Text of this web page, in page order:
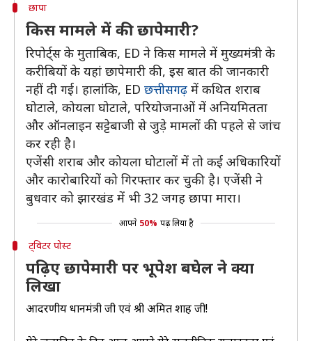
छापा
किस मामले में की छापेमारी?
रिपोर्ट्स के मुताबिक, ED ने किस मामले में मुख्यमंत्री के
करीबियों के यहां छापेमारी की, इस बात की जानकारी
नहीं दी गई। हालांकि, ED छत्तीसगढ़ में कथित शराब
घोटाले, कोयला घोटाले, परियोजनाओं में अनियमितता
और ऑनलाइन सट्टेबाजी से जुड़े मामलों की पहले से जांच
कर रही है।
एजेंसी शराब और कोयला घोटालों में तो कई अधिकारियों
और कारोबारियों को गिरफ्तार कर चुकी है। एजेंसी ने
बुधवार को झारखंड में भी 32 जगह छापा मारा।
आपने 50% पढ़ लिया है
ट्विटर पोस्ट
पढ़िए छापेमारी पर भूपेश बघेल ने क्या
लिखा
आदरणीय प्रधानमंत्री जी एवं श्री अमित शाह जी!